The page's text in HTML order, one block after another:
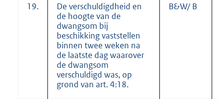
19.
De verschuldigdheid en
de hoogte van de
dwangsom bij
beschikking vaststellen
binnen twee weken na
de laatste dag waarover
de dwangsom
verschuldigd was, op
grond van art. 4:18.
B&W/ B